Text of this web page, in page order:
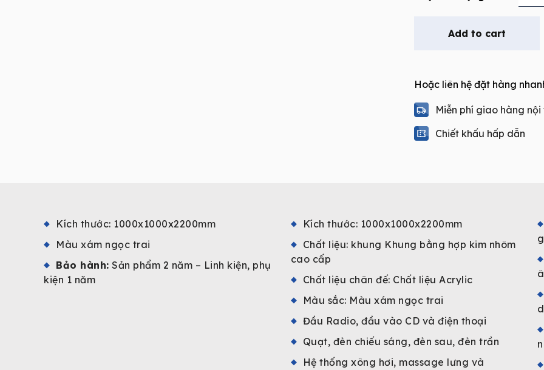
hơi
(đặt
M8850
quantity
Add to cart
Hoặc liên hệ đặt hàng
Miễn phí giao hàng nội
Chiết khấu hấp dẫn
Kích thước: 1000x1000x2200mm
Màu xám ngọc trai
Bảo hành: Sản phẩm 2 năm – Linh kiện, phụ
kiện 1 năm
Kích thước: 1000x1000x2200mm
Chất liệu: khung Khung bằng hợp kim nhôm
cao cấp
Chất liệu chân đế: Chất liệu Acrylic
Màu sắc: Màu xám ngọc trai
Đầu Radio, đầu vào CD và điện thoại
Quạt, đèn chiếu sáng, đèn sau, đèn trần
Hệ thống xông hơi, massage lưng và